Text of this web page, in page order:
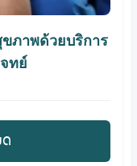
ภาพด้วยบริการ
ทย์